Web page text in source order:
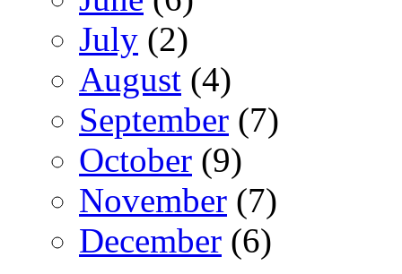
July (2)
August (4)
September (7)
October (9)
November (7)
December (6)